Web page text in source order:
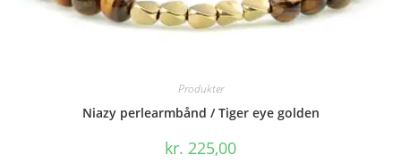
Produkter
Niazy perlearmbånd / Tiger eye golden
kr. 225,00